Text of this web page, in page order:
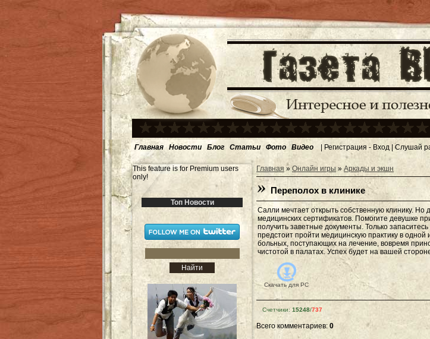
Главная Новости Блог Статьи Фото Видео | Регистрация - Вход | Слушай
This feature is for Premium users
only!
Топ Новости
Главная » Онлайн игры » Аркады и экшн
Переполох в клинике
Салли мечтает открыть собственную клинику. Но
медицинских сертификатов. Помогите девушке
получить заветные документы. Только
предстоит пройти медицинскую практику в
больных, поступающих на лечение, вовремя
чистотой в палатах. Успех будет на вашей
Скачать для PC
Счетчики: 15248/737
Всего комментариев: 0